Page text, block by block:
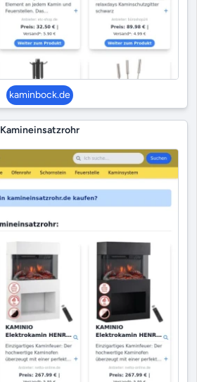
kaminbock.de
Kamineinsatzrohr